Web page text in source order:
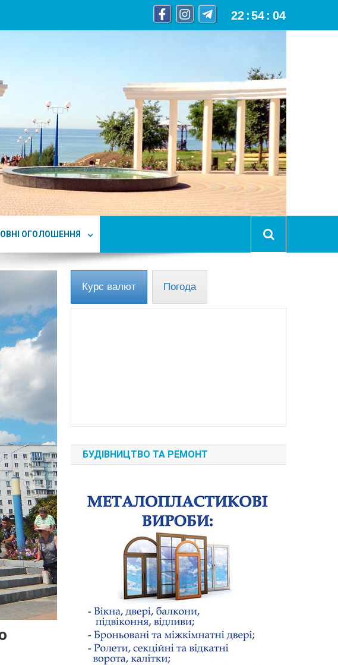
22 :54 : 06
ОГОЛОШЕННЯ
Курс валют Погода
БУДІВНИЦТВО ТА РЕМОНТ